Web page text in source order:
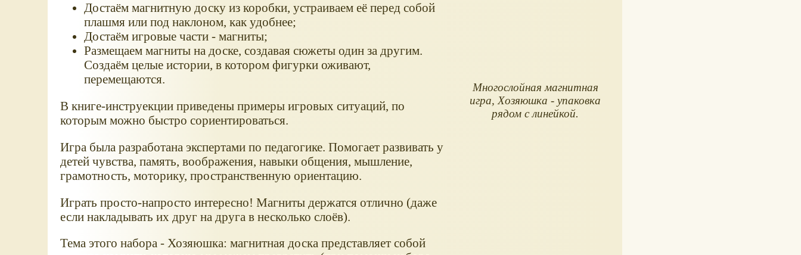
Многослойная магнитная
игра, Хозяюшка - упаковка
рядом с линейкой.
Достаём магнитную доску из коробки, устраиваем её перед собой
плашмя или под наклоном, как удобнее;
Достаём игровые части - магниты;
Размещаем магниты на доске, создавая сюжеты один за другим.
Создаём целые истории, в котором фигурки оживают,
перемещаются.
В книге-инструекции приведены примеры игровых ситуаций, по
которым можно быстро сориентироваться.
Игра была разработана экспертами по педагогике. Помогает развивать у
детей чувства, память, воображения, навыки общения, мышление,
грамотность, моторику, пространственную ориентацию.
Играть просто-напросто интересно! Магниты держатся отлично (даже
если накладывать их друг на друга в несколько слоёв).
Тема этого набора - Хозяюшка: магнитная доска представляет собой